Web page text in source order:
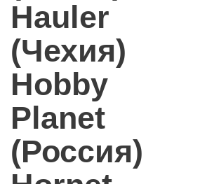
Hauler
(Чехия)
Hobby
Planet
(Россия)